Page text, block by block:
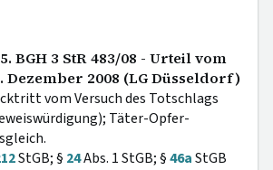
BGH 3 StR 483/08 - Urteil vom
Dezember 2008 (LG Düsseldorf)
vom Versuch des Totschlags
Täter-Opfer-
StGB; § 24Abs. 1 StGB; §46aStGB